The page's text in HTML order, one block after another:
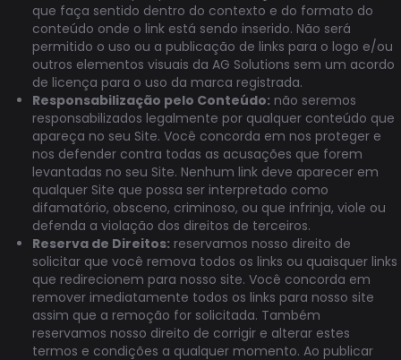
que faça sentido dentro do contexto e do formato do
conteúdo onde o link está sendo inserido. Não será
permitido o uso ou a publicação de links para o logo e/ou
outros elementos visuais da AG Solutions sem um acordo
de licença para o uso da marca registrada.
Responsabilização pelo Conteúdo: não seremos
responsabilizados legalmente por qualquer conteúdo que
apareça no seu Site. Você concorda em nos proteger e
nos defender contra todas as acusações que forem
levantadas no seu Site. Nenhum link deve aparecer em
qualquer Site que possa ser interpretado como
difamatório, obsceno, criminoso, ou que infrinja, viole ou
defenda a violação dos direitos de terceiros.
Reserva de Direitos: reservamos nosso direito de
solicitar que você remova todos os links ou quaisquer links
que redirecionem para nosso site. Você concorda em
remover imediatamente todos os links para nosso site
assim que a remoção for solicitada. Também
reservamos nosso direito de corrigir e alterar estes
termos e condições a qualquer momento. Ao publicar